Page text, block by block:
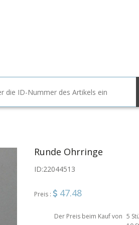
Runde Ohrringe
ID:22044513
Preis : 47.48
Der Preis beim Kauf von 5